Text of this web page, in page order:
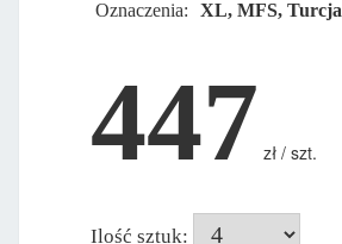
Oznaczenia:
XL, MFS, Turcja
447 zł / szt.
Ilość sztuk: